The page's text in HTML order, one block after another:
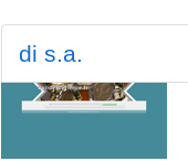
di s.a.